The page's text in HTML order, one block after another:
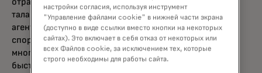
талантов до креативных и маркетинговых
агентств, платформ и бизнес-лидеров в
спорте, развлечениях, кулинарии, моде и
многом другом — программа является
быстрым путём к открытию дверей,
настройки согласия, используя инструмент
"Управление файлами cookie" в нижней части экрана
(доступно в виде ссылки вместо кнопки на некоторых
сайтах). Это включает в себя отказ от некоторых или
всех Файлов cookie, за исключением тех, которые
строго необходимы для работы сайта.